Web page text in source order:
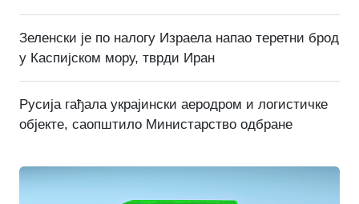
Зеленски је по налогу Израела напао теретни брод
у Каспијском мору, тврди Иран
Русија гађала украјински аеродром и логистичке
објекте, саопштило Министарство одбране